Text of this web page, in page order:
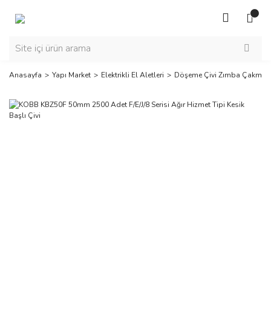
Anasayfa Yapı Market Elektrikli El Aletleri Döşeme Çivi Zımba Çakma